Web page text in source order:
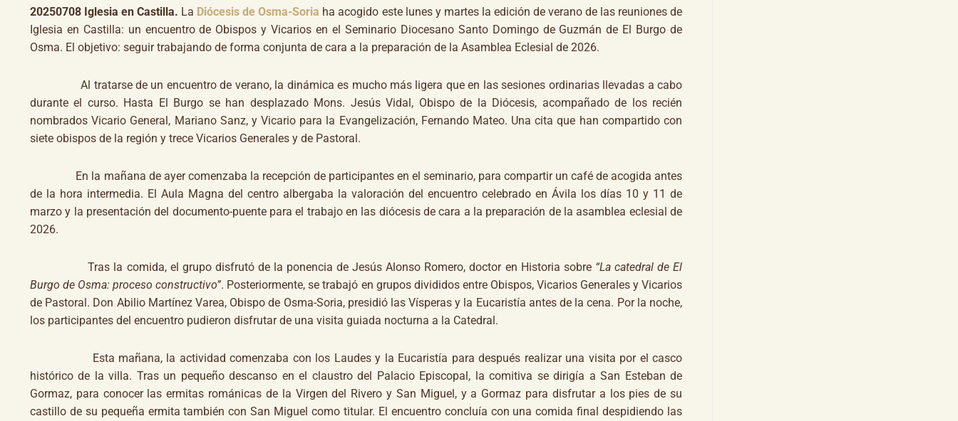
20250708 Iglesia en Castilla. La Diócesis de Osma-Soria ha acogido este lunes y martes la edición de verano de las reuniones de
Iglesia en Castilla: un encuentro de Obispos y Vicarios en el Seminario Diocesano Santo Domingo de Guzmán de El Burgo de
Osma. El objetivo: seguir trabajando de forma conjunta de cara a la preparación de la Asamblea Eclesial de 2026.
Al tratarse de un encuentro de verano, la dinámica es mucho más ligera que en las sesiones ordinarias llevadas a cabo
durante el curso. Hasta El Burgo se han desplazado Mons. Jesús Vidal, Obispo de la Diócesis, acompañado de los recién
nombrados Vicario General, Mariano Sanz, y Vicario para la Evangelización, Fernando Mateo. Una cita que han compartido con
siete obispos de la región y trece Vicarios Generales y de Pastoral.
En la mañana de ayer comenzaba la recepción de participantes en el seminario, para compartir un café de acogida antes
de la hora intermedia. El Aula Magna del centro albergaba la valoración del encuentro celebrado en Ávila los días 10 y 11 de
marzo y la presentación del documento-puente para el trabajo en las diócesis de cara a la preparación de la asamblea eclesial de
2026.
Tras la comida, el grupo disfrutó de la ponencia de Jesús Alonso Romero, doctor en Historia sobre “La catedral de El
Burgo de Osma: proceso constructivo”. Posteriormente, se trabajó en grupos divididos entre Obispos, Vicarios Generales y Vicarios
de Pastoral. Don Abilio Martínez Varea, Obispo de Osma-Soria, presidió las Vísperas y la Eucaristía antes de la cena. Por la noche,
los participantes del encuentro pudieron disfrutar de una visita guiada nocturna a la Catedral.
Esta mañana, la actividad comenzaba con los Laudes y la Eucaristía para después realizar una visita por el casco
histórico de la villa. Tras un pequeño descanso en el claustro del Palacio Episcopal, la comitiva se dirigía a San Esteban de
Gormaz, para conocer las ermitas románicas de la Virgen del Rivero y San Miguel, y a Gormaz para disfrutar a los pies de su
castillo de su pequeña ermita también con San Miguel como titular. El encuentro concluía con una comida final despidiendo las